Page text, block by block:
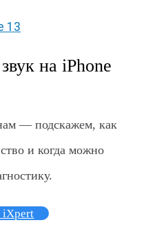
13
на iPhone
— подскажем, как
и когда можно
iXpert